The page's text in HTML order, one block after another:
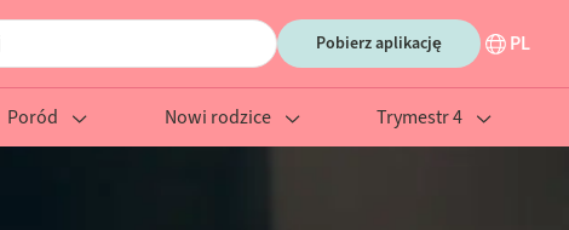
Pobierz aplikację PL
Poród Nowi rodzice Trymestr 4